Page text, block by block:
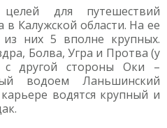
для путешествий
Калужской области. На ее
них 5 вполне крупных.
Болва, Угра и Протва (у
с другой стороны Оки –
водоем Ланьшинский
водятся крупный и